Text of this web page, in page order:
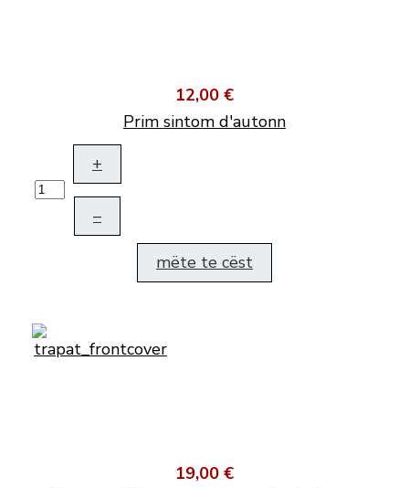
12,00 €
Prim sintom d'autonn
+
–
mëte te cëst
19,00 €